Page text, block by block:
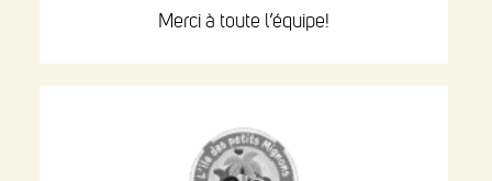
Merci à toute l’équipe!